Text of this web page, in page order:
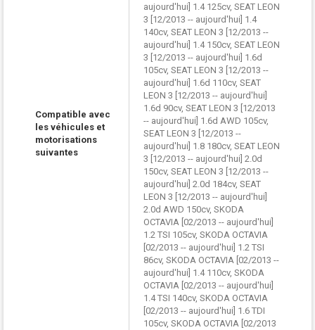
Compatible avec
les véhicules et
motorisations
suivantes
aujourd'hui] 1.4 125cv, SEAT LEON
3 [12/2013 -- aujourd'hui] 1.4
140cv, SEAT LEON 3 [12/2013 --
aujourd'hui] 1.4 150cv, SEAT LEON
3 [12/2013 -- aujourd'hui] 1.6d
105cv, SEAT LEON 3 [12/2013 --
aujourd'hui] 1.6d 110cv, SEAT
LEON 3 [12/2013 -- aujourd'hui]
1.6d 90cv, SEAT LEON 3 [12/2013
-- aujourd'hui] 1.6d AWD 105cv,
SEAT LEON 3 [12/2013 --
aujourd'hui] 1.8 180cv, SEAT LEON
3 [12/2013 -- aujourd'hui] 2.0d
150cv, SEAT LEON 3 [12/2013 --
aujourd'hui] 2.0d 184cv, SEAT
LEON 3 [12/2013 -- aujourd'hui]
2.0d AWD 150cv, SKODA
OCTAVIA [02/2013 -- aujourd'hui]
1.2 TSI 105cv, SKODA OCTAVIA
[02/2013 -- aujourd'hui] 1.2 TSI
86cv, SKODA OCTAVIA [02/2013 --
aujourd'hui] 1.4 110cv, SKODA
OCTAVIA [02/2013 -- aujourd'hui]
1.4 TSI 140cv, SKODA OCTAVIA
[02/2013 -- aujourd'hui] 1.6 TDI
105cv, SKODA OCTAVIA [02/2013